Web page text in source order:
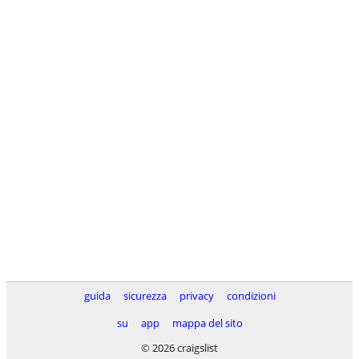
guida sicurezza privacy
condizioni
su
app
mappa del sito
© 2026 craigslist